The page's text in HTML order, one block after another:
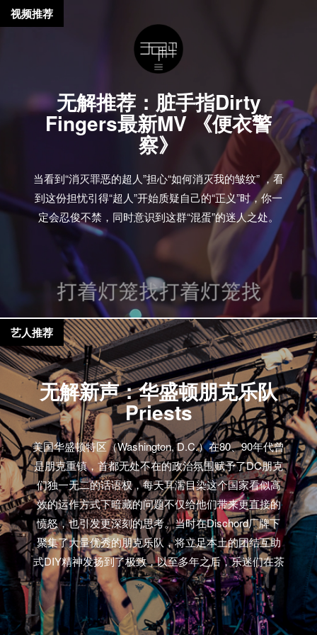
无解推荐：脏手指Dirty
Fingers最新MV 《便衣警
察》
当看到“消灭罪恶的超人”担心“如何消灭我的皱纹” ，看
到这份担忧引得“超人”开始质疑自己的“正义”时，你一
定会忍俊不禁，同时意识到这群“混蛋”的迷人之处。
视频推荐
无解新声：华盛顿朋克乐队
Priests
美国华盛顿特区（Washington, D.C.）在80、90年代曾
是朋克重镇，首都无处不在的政治氛围赋予了DC朋克
们独一无二的话语权，每天耳濡目染这个国家看似高
效的运作方式下暗藏的问题不仅给他们带来更直接的
愤怒，也引发更深刻的思考。当时在Dischord厂牌下
聚集了大量优秀的朋克乐队，将立足本土的团结互助
式DIY精神发扬到了极致，以至多年之后，乐迷们在茶
余饭后或仰望或惆怅那段现在看起来略显原始、没有
互联网却又无限牛逼的年代，DC Punk/Hardcord
Scene仍是不可略过的重要一笔。时过境迁，当Fugazi
艺人推荐